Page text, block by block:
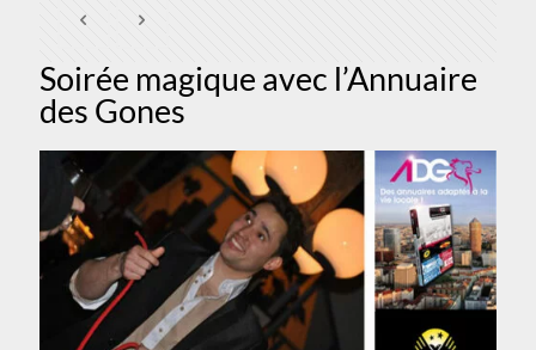
Soirée magique avec l’Annuaire
des Gones